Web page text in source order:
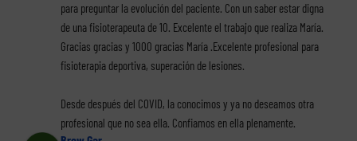
para preguntar la evolución del paciente. Con un saber estar digna
de una fisioterapeuta de 10. Excelente el trabajo que realiza María.
Gracias gracias y 1000 gracias María .Excelente profesional para
fisioterapia deportiva, superación de lesiones.
Desde después del COVID, la conocimos y ya no deseamos otra
profesional que no sea ella. Confiamos en ella plenamente.